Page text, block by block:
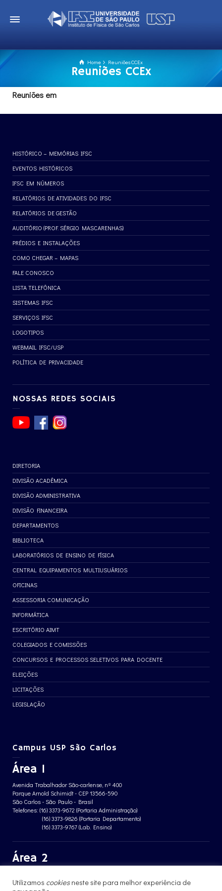
Home Reuniões CCEx
Reuniões CCEx
Reuniões em
HISTÓRICO – MEMÓRIAS IFSC
EVENTOS HISTÓRICOS
IFSC EM NÚMEROS
RELATÓRIOS DE ATIVIDADES DO IFSC
RELATÓRIOS DE GESTÃO
AUDITÓRIO (PROF. SÉRGIO MASCARENHAS)
PRÉDIOS E INSTALAÇÕES
COMO CHEGAR – MAPAS
FALE CONOSCO
LISTA TELEFÔNICA
SISTEMAS IFSC
SERVIÇOS IFSC
LOGOTIPOS
WEBMAIL IFSC/USP
POLÍTICA DE PRIVACIDADE
NOSSAS REDES SOCIAIS
DIRETORIA
DIVISÃO ACADÊMICA
DIVISÃO ADMINISTRATIVA
DIVISÃO FINANCEIRA
DEPARTAMENTOS
BIBLIOTECA
LABORATÓRIOS DE ENSINO DE FÍSICA
CENTRAL EQUIPAMENTOS MULTIUSUÁRIOS
OFICINAS
ASSESSORIA COMUNICAÇÃO
INFORMÁTICA
ESCRITÓRIO AIMT
COLEGIADOS E COMISSÕES
CONCURSOS E PROCESSOS SELETIVOS PARA DOCENTE
ELEIÇÕES
LICITAÇÕES
LEGISLAÇÃO
Campus USP São Carlos
Área 1
Avenida Trabalhador São-carlense, nº 400
Parque Arnold Schimidt - CEP 13566-590
São Carlos - São Paulo - Brasil
Telefones: (16) 3373-9672 (Portaria Administração)
(16) 3373-9826 (Portaria Departamento)
(16) 3373-9767 (Lab. Ensino)
Área 2
Jardim Santa Angelina - CEP 13563-120
Utilizamos cookiesneste site para melhor experiência de